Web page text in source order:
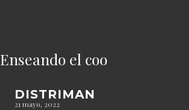
Enseando el coo
DISTRIMAN
21 mayo, 2022